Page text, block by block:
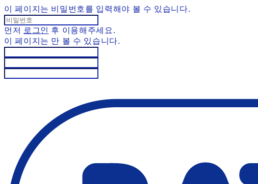
이 페이지는 비밀번호를 입력해야 볼 수 있습니다.
먼저 로그인 후 이용해주세요.
이 페이지는 만 볼 수 있습니다.